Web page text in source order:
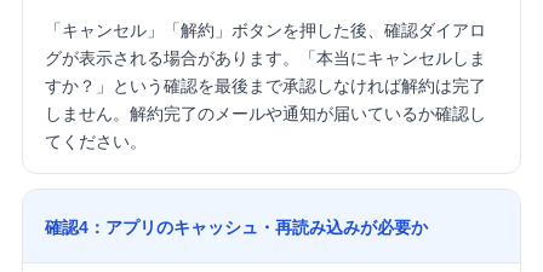
「キャンセル」「解約」ボタンを押した後、確認ダイアロ
グが表示される場合があります。「本当にキャンセルしま
すか？」という確認を最後まで承認しなければ解約は完了
しません。解約完了のメールや通知が届いているか確認し
てください。
確認4：アプリのキャッシュ・再読み込みが必要か